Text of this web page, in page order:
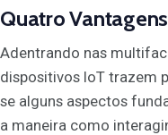
Quatro
Adentrando nas
dispositivos IoT trazem
se alguns aspectos
a maneira como